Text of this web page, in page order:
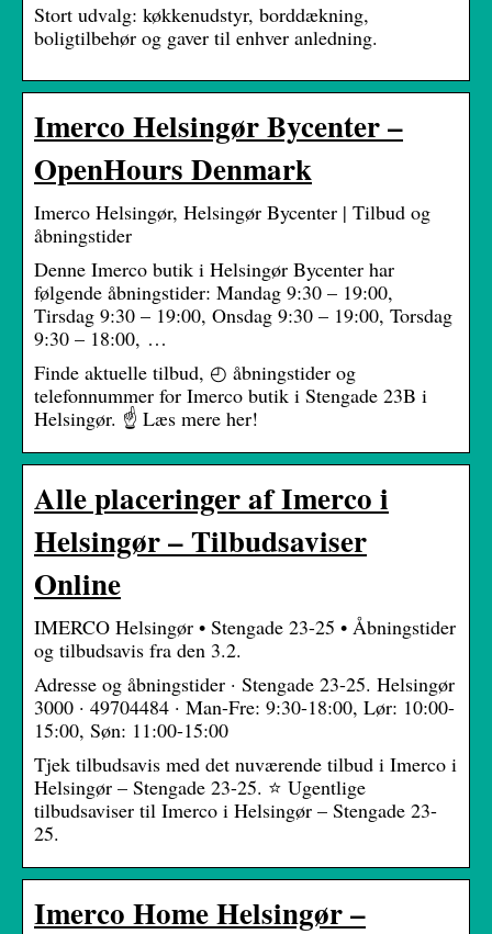
Stort udvalg: køkkenudstyr, borddækning,
boligtilbehør og gaver til enhver anledning.
Imerco Helsingør Bycenter –
OpenHours Denmark
Imerco Helsingør, Helsingør Bycenter | Tilbud og
åbningstider
Denne Imerco butik i Helsingør Bycenter har
følgende åbningstider: Mandag 9:30 – 19:00,
Tirsdag 9:30 – 19:00, Onsdag 9:30 – 19:00, Torsdag
9:30 – 18:00, …
Finde aktuelle tilbud, ◴ åbningstider og
telefonnummer for Imerco butik i Stengade 23B i
Helsingør. ☝ Læs mere her!
Alle placeringer af Imerco i
Helsingør – Tilbudsaviser
Online
IMERCO Helsingør • Stengade 23-25 • Åbningstider
og tilbudsavis fra den 3.2.
Adresse og åbningstider · Stengade 23-25. Helsingør
3000 · 49704484 · Man-Fre: 9:30-18:00, Lør: 10:00-
15:00, Søn: 11:00-15:00
Tjek tilbudsavis med det nuværende tilbud i Imerco i
Helsingør – Stengade 23-25. ⭐ Ugentlige
tilbudsaviser til Imerco i Helsingør – Stengade 23-
25.
Imerco Home Helsingør –